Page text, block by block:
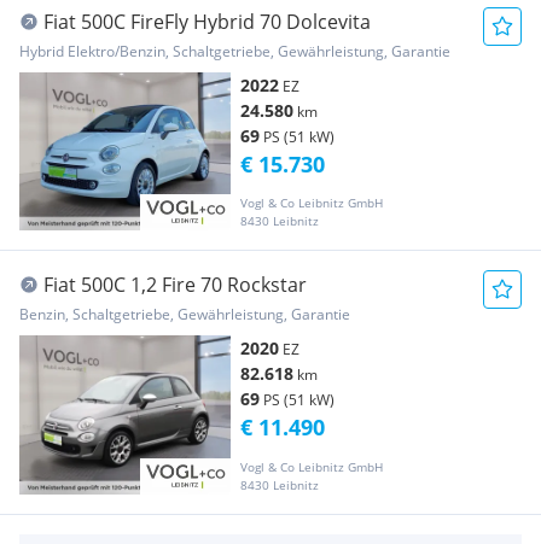
Fiat 500C FireFly Hybrid 70 Dolcevita
Hybrid Elektro/Benzin, Schaltgetriebe, Gewährleistung, Garantie
2022 EZ
24.580 km
69 PS (51 kW)
Vogl & Co Leibnitz GmbH
8430 Leibnitz
€ 15.730
Fiat 500C 1,2 Fire 70 Rockstar
Benzin, Schaltgetriebe, Gewährleistung, Garantie
2020 EZ
82.618 km
69 PS (51 kW)
Vogl & Co Leibnitz GmbH
8430 Leibnitz
€ 11.490